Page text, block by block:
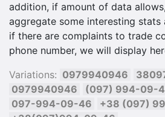
addition, if amount of data
aggregate some interesting stats
if there are complaints to trade
phone number, we will display
Variations: 0979940946
0979940946
(097) 994-09-
097-994-09-46
+38 (097)